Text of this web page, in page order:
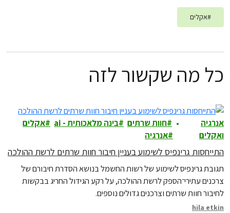
#אקלים
כל מה שקשור לזה
אנרגיה
ואקלים
חוות שרתים בינה מלאכותית - ai
אקלים
אנרגיה
התייחסות גרינפיס לשימוע בעניין חיבור חוות שרתים לרשת ההולכה
תגובת גרינפיס לשימוע של רשות החשמל בנושא הסדרת חיבורם של
צרכנים עתירי־הספק לרשת ההולכה, על רקע הגידול החריג בבקשות
לחיבור חוות שרתים וצרכנים גדולים נוספים.
hila etkin